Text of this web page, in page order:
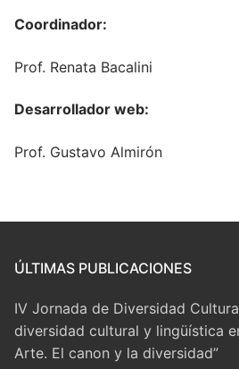
Coordinador:
Prof. Renata Bacalini
Desarrollador web:
Prof. Gustavo Almirón
ÚLTIMAS PUBLICACIONES
IV Jornada de Diversidad
diversidad cultural y lingüística
Arte. El canon y la diversidad”